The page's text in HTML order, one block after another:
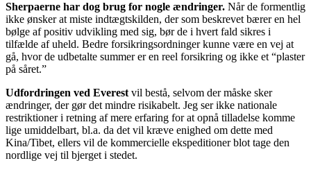
Sherpaerne har dog brug for nogle ændringer. Når de formentlig
ikke ønsker at miste indtægtskilden, der som beskrevet bærer en hel
bølge af positiv udvikling med sig, bør de i hvert fald sikres i
tilfælde af uheld. Bedre forsikringsordninger kunne være en vej at
gå, hvor de udbetalte summer er en reel forsikring og ikke et “plaster
på såret.”
Udfordringen ved Everest vil bestå, selvom der måske sker
ændringer, der gør det mindre risikabelt. Jeg ser ikke nationale
restriktioner i retning af mere erfaring for at opnå tilladelse komme
lige umiddelbart, bl.a. da det vil kræve enighed om dette med
Kina/Tibet, ellers vil de kommercielle ekspeditioner blot tage den
nordlige vej til bjerget i stedet.